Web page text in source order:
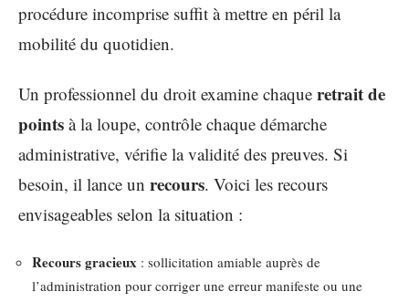
procédure incomprise suffit à mettre en péril la
mobilité du quotidien.
Un professionnel du droit examine chaque retrait de
points à la loupe, contrôle chaque démarche
administrative, vérifie la validité des preuves. Si
besoin, il lance un recours. Voici les recours
envisageables selon la situation :
Recours gracieux : sollicitation amiable auprès de
l’administration pour corriger une erreur manifeste ou une